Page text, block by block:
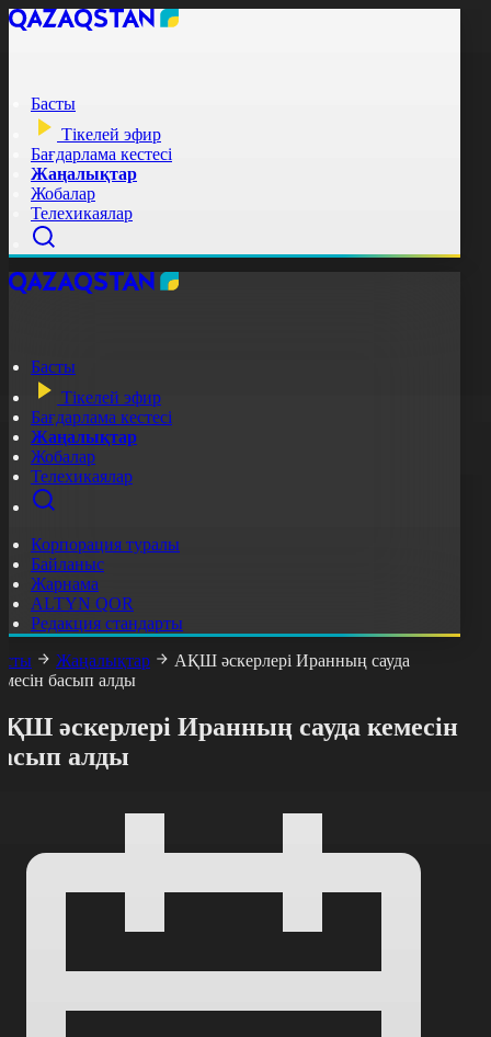
Басты
Тікелей эфир
Бағдарлама кестесі
Жаңалықтар
Жобалар
Телехикаялар
Басты
Тікелей эфир
Бағдарлама кестесі
Жаңалықтар
Жобалар
Телехикаялар
Корпорация туралы
Байланыс
Жарнама
ALTYN QOR
Редакция стандарты
Жаңалықтар
АҚШ әскерлері Иранның сауда
басып алды
әскерлері Иранның сауда кемесін
алды